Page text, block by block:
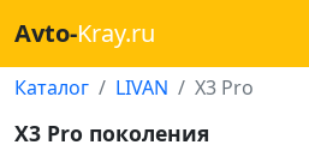
Avto-Kray.ru
Каталог LIVAN X3 Pro
X3 Pro поколения